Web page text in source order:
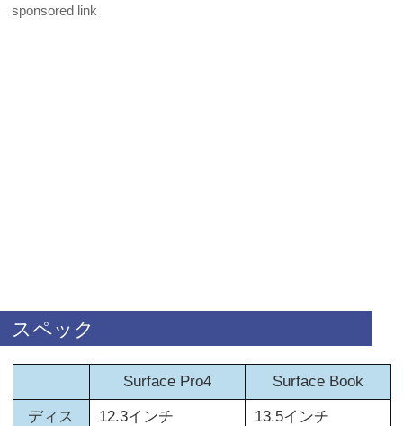
sponsored link
スペック
Surface Pro4 Surface Book
ディス
12.3インチ 13.5インチ